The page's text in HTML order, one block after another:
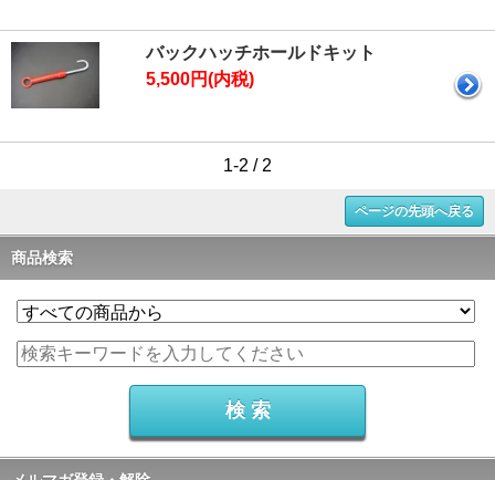
バックハッチホールドキット
5,500円(内税)
1-2 / 2
ページの先頭へ戻る
商品検索